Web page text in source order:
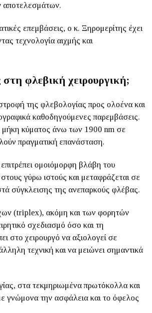
αποτελεσμάτων.
επεμβάσεις, ο κ. Ξηρομερίτης έχει
τεχνολογία αιχμής και
στη φλεβική χειρουργική;
της φλεβολογίας προς ολοένα και
καθοδηγούμενες παρεμβάσεις.
μήκη κύματος άνω των 1900 nm σε
πραγματική επανάσταση.
ομοιόμορφη βλάβη του
γύρω ιστούς και μεταφράζεται σε
σύγκλεισης της ανεπαρκούς φλέβας.
(triplex), ακόμη και των φορητών
σχεδιασμό όσο και τη
στο χειρουργό να αξιολογεί σε
τεχνική και να μειώνει σημαντικά
στα τεκμηριωμένα πρωτόκολλα και
γνώμονα την ασφάλεια και το όφελος